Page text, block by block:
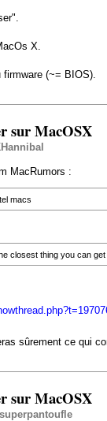
X.
(~= BIOS).
sur MacOSX
MacRumors :
macs
closest thing you can
sûrement ce qui
sur MacOSX
superpantoufle